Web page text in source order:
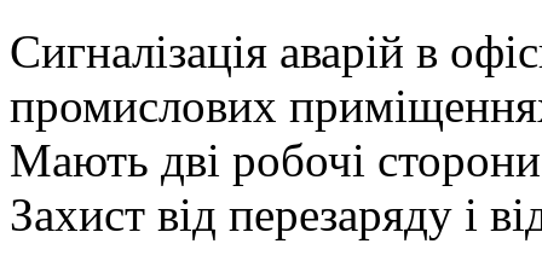
Сигналізація аварій в
промислових
Мають дві робочі
Захист від перезаряду і